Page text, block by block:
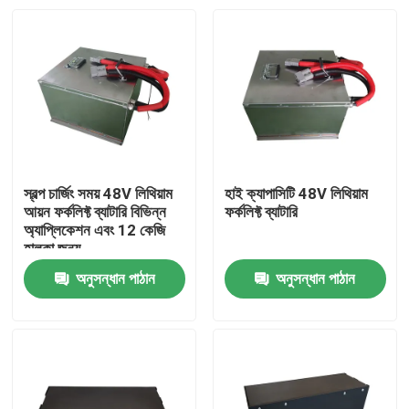
আমাদের সম্পর্কে
স্বল্প চার্জিং সময় 48V লিথিয়াম
আয়ন ফর্কলিফ্ট ব্যাটারি বিভিন্ন
অ্যাপ্লিকেশন এবং 12 কেজি
হালকা জন্য
অনুসন্ধান পাঠান
হাই ক্যাপাসিটি 48V লিথিয়াম
ফর্কলিফ্ট ব্যাটারি
অনুসন্ধান পাঠান